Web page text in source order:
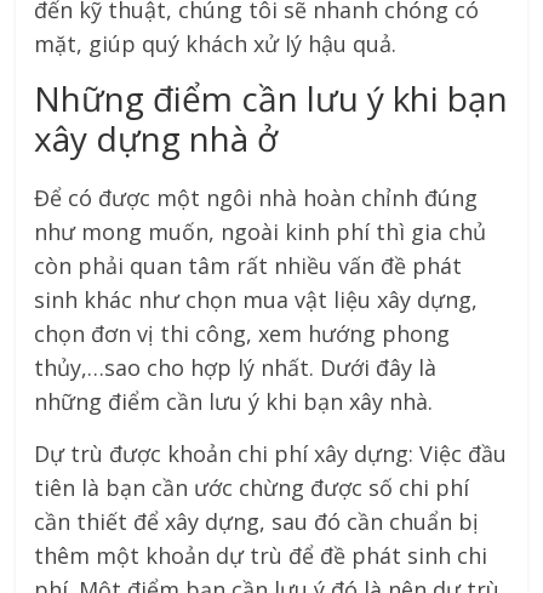
đến kỹ thuật, chúng tôi sẽ nhanh chóng có
mặt, giúp quý khách xử lý hậu quả.
Những điểm cần lưu ý khi bạn
xây dựng nhà ở
Để có được một ngôi nhà hoàn chỉnh đúng
như mong muốn, ngoài kinh phí thì gia chủ
còn phải quan tâm rất nhiều vấn đề phát
sinh khác như chọn mua vật liệu xây dựng,
chọn đơn vị thi công, xem hướng phong
thủy,…sao cho hợp lý nhất. Dưới đây là
những điểm cần lưu ý khi bạn xây nhà.
Dự trù được khoản chi phí xây dựng: Việc đầu
tiên là bạn cần ước chừng được số chi phí
cần thiết để xây dựng, sau đó cần chuẩn bị
thêm một khoản dự trù để đề phát sinh chi